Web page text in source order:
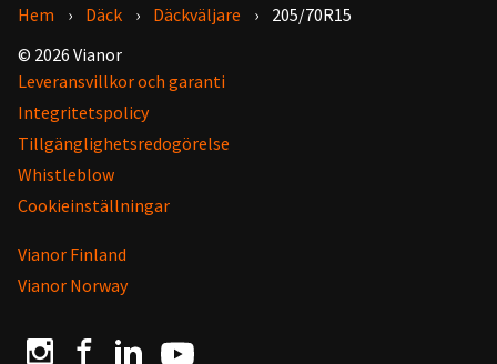
Hem Däck Däckväljare
205/70R15
© 2026 Vianor
Leveransvillkor och garanti
Integritetspolicy
Tillgänglighetsredogörelse
Whistleblow
Cookieinställningar
Vianor Finland
Vianor Norway